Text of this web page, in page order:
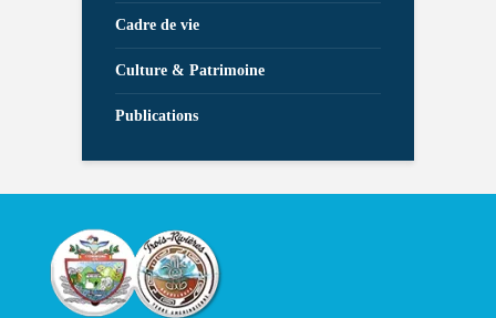
Cadre de vie
Culture & Patrimoine
Publications